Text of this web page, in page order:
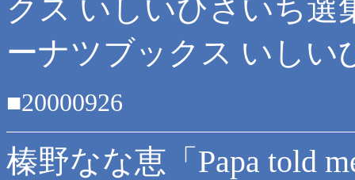
クス いしいひさいち選
ーナツブックス いしい
■20000926
榛野なな恵「Papa told